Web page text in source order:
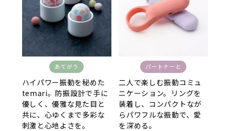
あてがう
ハイパワー振動を秘めた
temari。防振設計で手に
優しく、優雅な見た目と
共に、心ゆくまで多彩な
刺激と心地よさを。
パートナーと
二人で楽しむ振動コミュ
ニケーション。リングを
装着し、コンパクトなが
らパワフルな振動で、愛
を深める。